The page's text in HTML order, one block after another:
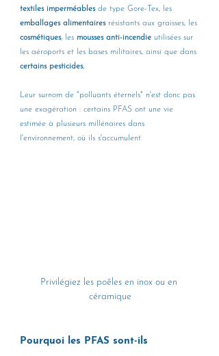
textiles imperméables de type Gore-Tex, les
emballages alimentaires résistants aux graisses, les
cosmétiques, les mousses anti-incendie utilisées sur
les aéroports et les bases militaires, ainsi que dans
certains pesticides.
Leur surnom de "polluants éternels" n'est donc pas
une exagération : certains PFAS ont une vie
estimée à plusieurs millénaires dans
l'environnement, où ils s'accumulent.
Privilégiez les poêles en inox ou en
céramique
Pourquoi les PFAS sont-ils